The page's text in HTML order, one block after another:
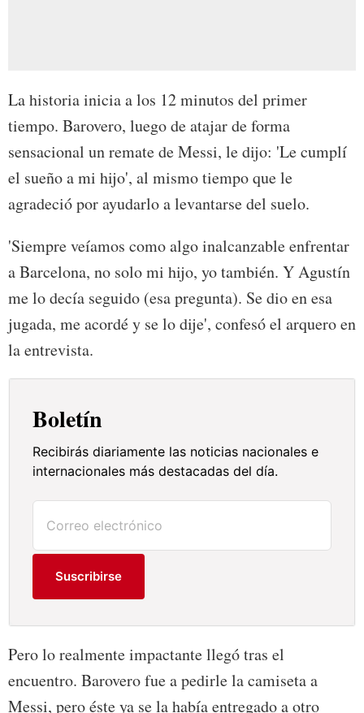
La historia inicia a los 12 minutos del primer
tiempo. Barovero, luego de atajar de forma
sensacional un remate de Messi, le dijo: 'Le cumplí
el sueño a mi hijo', al mismo tiempo que le
agradeció por ayudarlo a levantarse del suelo.
'Siempre veíamos como algo inalcanzable enfrentar
a Barcelona, no solo mi hijo, yo también. Y Agustín
me lo decía seguido (esa pregunta). Se dio en esa
jugada, me acordé y se lo dije', confesó el arquero en
la entrevista.
Boletín
Recibirás diariamente las noticias nacionales e
internacionales más destacadas del día.
Suscribirse
Pero lo realmente impactante llegó tras el
encuentro. Barovero fue a pedirle la camiseta a
Messi, pero éste ya se la había entregado a otro